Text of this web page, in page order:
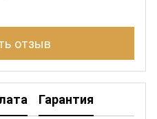
отзыв
Гарантия